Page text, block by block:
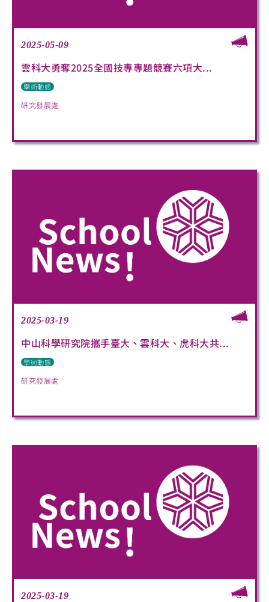
2025-05-09
雲科大勇奪2025全國技專專題競賽六項大...
學術動態
研究發展處
2025-03-19
中山科學研究院攜手臺大、雲科大、虎科大共...
學術動態
研究發展處
2025-03-19